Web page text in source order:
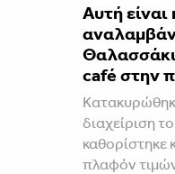
Αυτή είναι
café στην
διαχείριση
καθορίστηκε
πλαφόν